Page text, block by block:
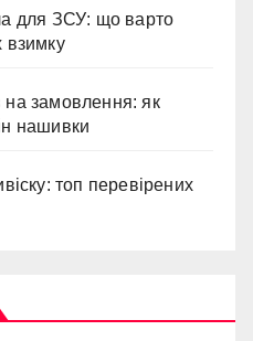
для ЗСУ: що варто
взимку
на замовлення: як
нашивки
топ перевірених